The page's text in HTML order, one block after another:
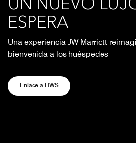
UN NUEVO
ESPERA
Una experiencia JW Marriott
bienvenida a los huéspedes
Enlace a HWS